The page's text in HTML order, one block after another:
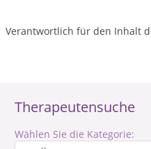
Therapeutensuche
Wählen Sie die Kategorie:
Verantwortlich für den Inhalt